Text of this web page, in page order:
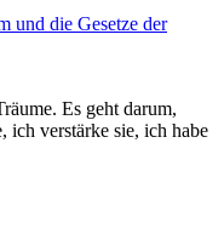
und die Gesetze der
Es geht darum,
ich verstärke sie, ich habe